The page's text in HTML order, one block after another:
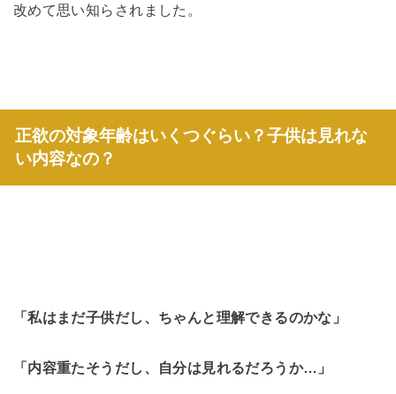
改めて思い知らされました。
正欲の対象年齢はいくつぐらい？子供は見れな
い内容なの？
「私はまだ子供だし、ちゃんと理解できるのかな」
「内容重たそうだし、自分は見れるだろうか…」